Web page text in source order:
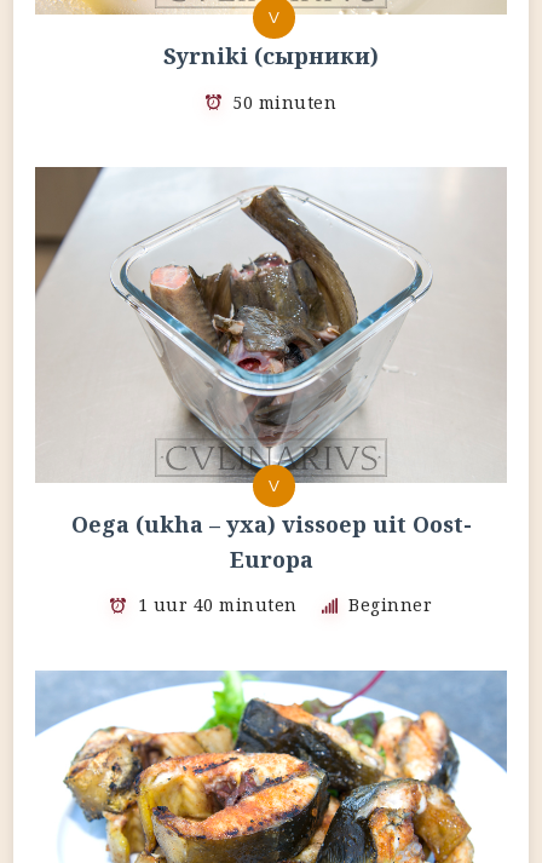
V
Syrniki (сырники)
50 minuten
V
Oega (ukha – уха) vissoep uit Oost-
Europa
1 uur 40 minuten Beginner